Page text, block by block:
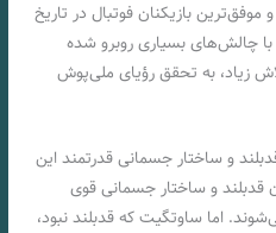
بازیکنان فوتبال در تاریخ
چالش‌های بسیاری روبرو شده
زیاد، به تحقق رؤیای ملی‌پوش
و ساختار جسمانی قدرتمند این
قدبلند و ساختار جسمانی قوی
اما ساوتگیت که قدبلند نبود،